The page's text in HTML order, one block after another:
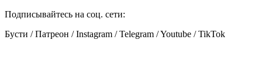
Подписывайтесь на соц. сети:
Бусти / Патреон / Instagram / Telegram / Youtube / TikTok